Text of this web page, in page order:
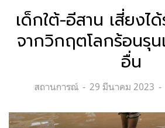
เด็กใต้-อีสาน เสี่ยงไ
จากวิกฤตโลกร้อนรุ
อื่น
Categories:
สถานการณ์
Posted
29 มีนาคม 2023